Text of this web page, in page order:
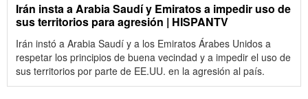
Irán insta a Arabia Saudí y Emiratos a impedir uso de
sus territorios para agresión | HISPANTV
Irán instó a Arabia Saudí y a los Emiratos Árabes Unidos a
respetar los principios de buena vecindad y a impedir el uso de
sus territorios por parte de EE.UU. en la agresión al país.